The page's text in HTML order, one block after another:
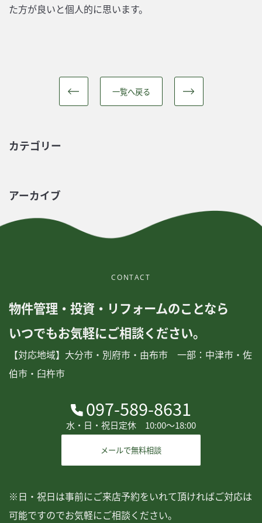
た方が良いと個人的に思います。
一覧へ戻る
カテゴリー
アーカイブ
CONTACT
物件管理・投資・リフォームのことなら
いつでもお気軽にご相談ください。
【対応地域】大分市・別府市・由布市 一部：中津市・佐
伯市・臼杵市
097-589-8631
水・日・祝日定休 10:00〜18:00
メールで無料相談
※日・祝日は事前にご来店予約をいれて頂ければご対応は
可能ですのでお気軽にご相談ください。